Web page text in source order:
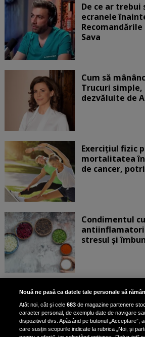
De ce ar trebui
ecranele
Sava
Cum să
Trucuri
dezvăluite de
Exercițiul fizic
mortalitatea în
de cancer,
Condimentul
stresul și
Dormi mai
noapte?
spus la ce
foarte mult
Nouă ne pasă ca datele tale personale să
Atât noi, cât și cele683 de magazine partenere
caracter personal, de exemplu date de navigare
dispozitivul dvs. Apăsând pe butonul „Acceptare”,
care susțin scopurile indicate la rubrica „Noi, și